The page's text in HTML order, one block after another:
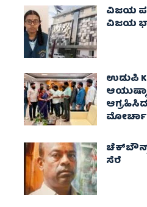
ವಿಜಯ
ವಿಜಯ
ಉಡುಪಿ
ಸೆರೆ